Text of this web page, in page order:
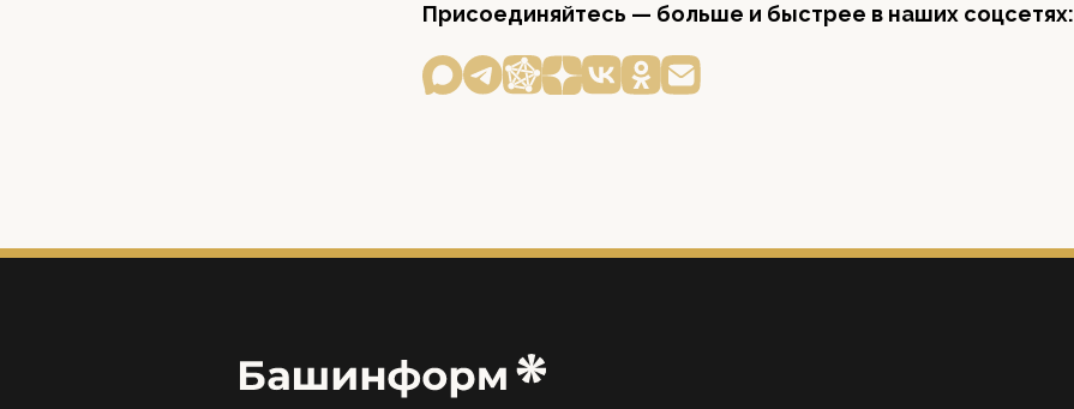
Присоединяйтесь — больше и быстрее в наших соцсетях: